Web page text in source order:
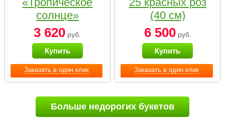
Заказать в один клик
солнце»
3 620 руб.
Купить
Заказать в один клик
(40 см)
6 500руб.
Купить
Больше недорогих букетов